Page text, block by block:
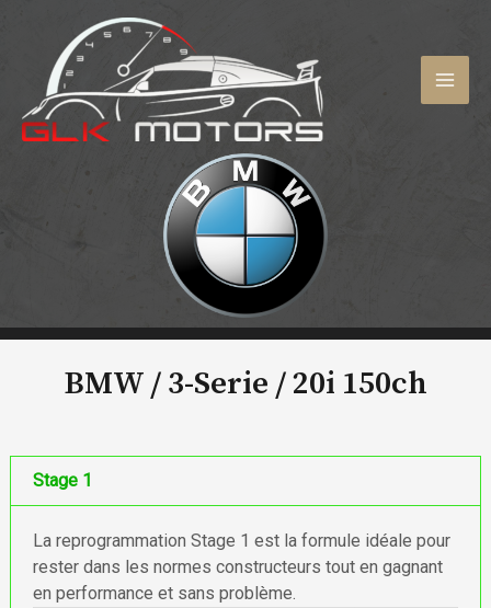
contenu
BMW / 3-Serie /20i 150ch
Stage 1
La reprogrammation Stage 1 est la formule idéale pour
rester dans les normes constructeurs tout en gagnant
en performance et sans problème.